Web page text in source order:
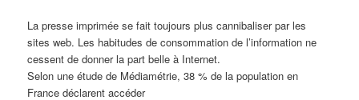
La presse imprimée se fait toujours plus cannibaliser par les
sites web. Les habitudes de consommation de l’information ne
cessent de donner la part belle à Internet.
Selon une étude de Médiamétrie, 38 % de la population en
France déclarent accéder